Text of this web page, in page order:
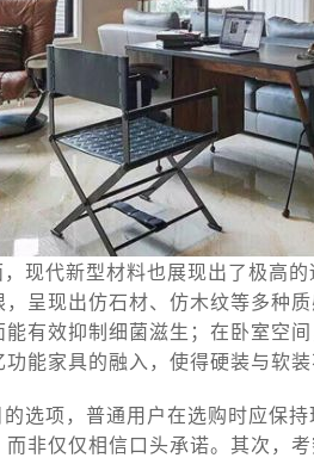
现代新型材料也展现出了极高
呈现出仿石材、仿木纹等多种
有效抑制细菌滋生；在卧室空
能家具的融入，使得硬装与软
选项，普通用户在选购时应保
非仅仅相信口头承诺。其次，